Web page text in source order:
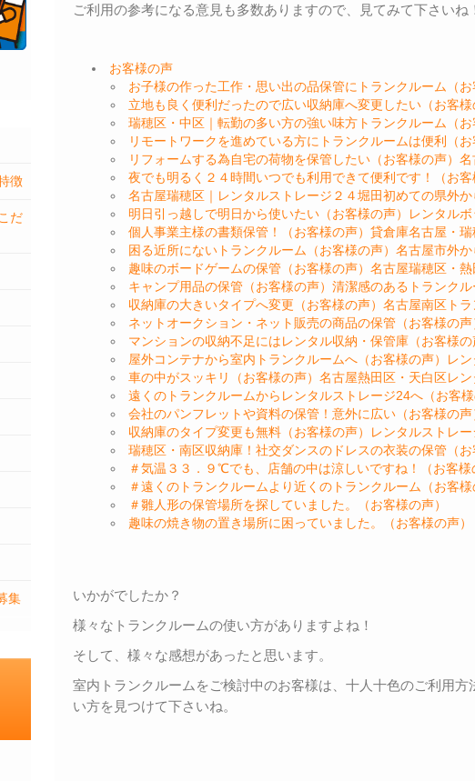
徴
だ
集
ご利用の参考になる意見も多数ありますので、見てみて下さいね
お客様の声
お子様の作った工作・思い出の品保管にトランクルーム（お
立地も良く便利だったので広い収納庫へ変更したい（お客様
瑞穂区・中区｜転勤の多い方の強い味方トランクルーム（お
リモートワークを進めている方にトランクルームは便利（お
リフォームする為自宅の荷物を保管したい（お客様の声）
夜でも明るく２４時間いつでも利用できて便利です！（お客
名古屋瑞穂区｜レンタルストレージ２４堀田初めての県外
明日引っ越しで明日から使いたい（お客様の声）レンタル
個人事業主様の書類保管！（お客様の声）貸倉庫名古屋・
困る近所にないトランクルーム（お客様の声）名古屋市外
趣味のボードゲームの保管（お客様の声）名古屋瑞穂区・
キャンプ用品の保管（お客様の声）清潔感のあるトランク
収納庫の大きいタイプへ変更（お客様の声）名古屋南区ト
ネットオークション・ネット販売の商品の保管（お客様の
マンションの収納不足にはレンタル収納・保管庫（お客様
屋外コンテナから室内トランクルームへ（お客様の声）レ
車の中がスッキリ（お客様の声）名古屋熱田区・天白区レ
遠くのトランクルームからレンタルストレージ24へ（お客様
会社のパンフレットや資料の保管！意外に広い（お客様の
収納庫のタイプ変更も無料（お客様の声）レンタルストレー
瑞穂区・南区収納庫！社交ダンスのドレスの衣装の保管（お
＃気温３３．９℃でも、店舗の中は涼しいですね！（お客様
＃遠くのトランクルームより近くのトランクルーム（お客様
＃雛人形の保管場所を探していました。（お客様の声）
趣味の焼き物の置き場所に困っていました。（お客様の声）
いかがでしたか？
様々なトランクルームの使い方がありますよね！
そして、様々な感想があったと思います。
室内トランクルームをご検討中のお客様は、十人十色のご利用
い方を見つけて下さいね。